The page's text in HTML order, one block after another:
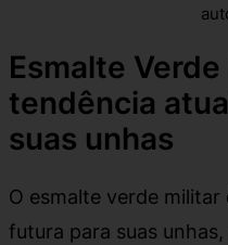
Esmalte
tendência
suas unhas
O esmalte verde
futura para suas